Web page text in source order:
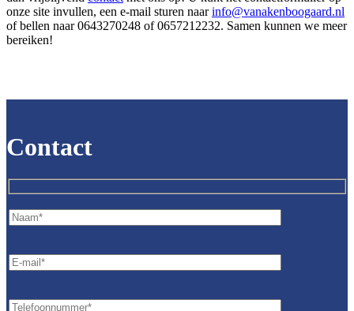
onze site invullen, een e-mail sturen naarinfo@vanakenboogaard.nl
of bellen naar 0643270248 of 0657212232. Samen kunnen we meer
bereiken!
Contact